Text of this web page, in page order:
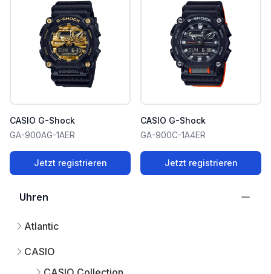
Uhren
Atlantic
CASIO
CASIO G-Shock
GA-900AG-1AER
Jetzt registrieren
CASIO G-Shock
GA-900C-1A4ER
Jetzt registrieren